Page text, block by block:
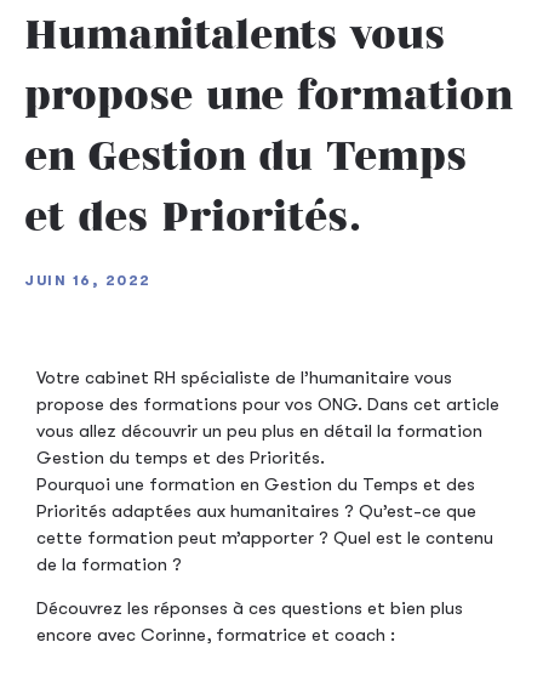
Humanitalents vous
propose une formation
en Gestion du Temps
et des Priorités.
JUIN 16, 2022
Votre cabinet RH spécialiste de l’humanitaire vous
propose des formations pour vos ONG. Dans cet article
vous allez découvrir un peu plus en détail la formation
Gestion du temps et des Priorités.
Pourquoi une formation en Gestion du Temps et des
Priorités adaptées aux humanitaires ? Qu’est-ce que
cette formation peut m’apporter ? Quel est le contenu
de la formation ?
Découvrez les réponses à ces questions et bien plus
encore avec Corinne, formatrice et coach :